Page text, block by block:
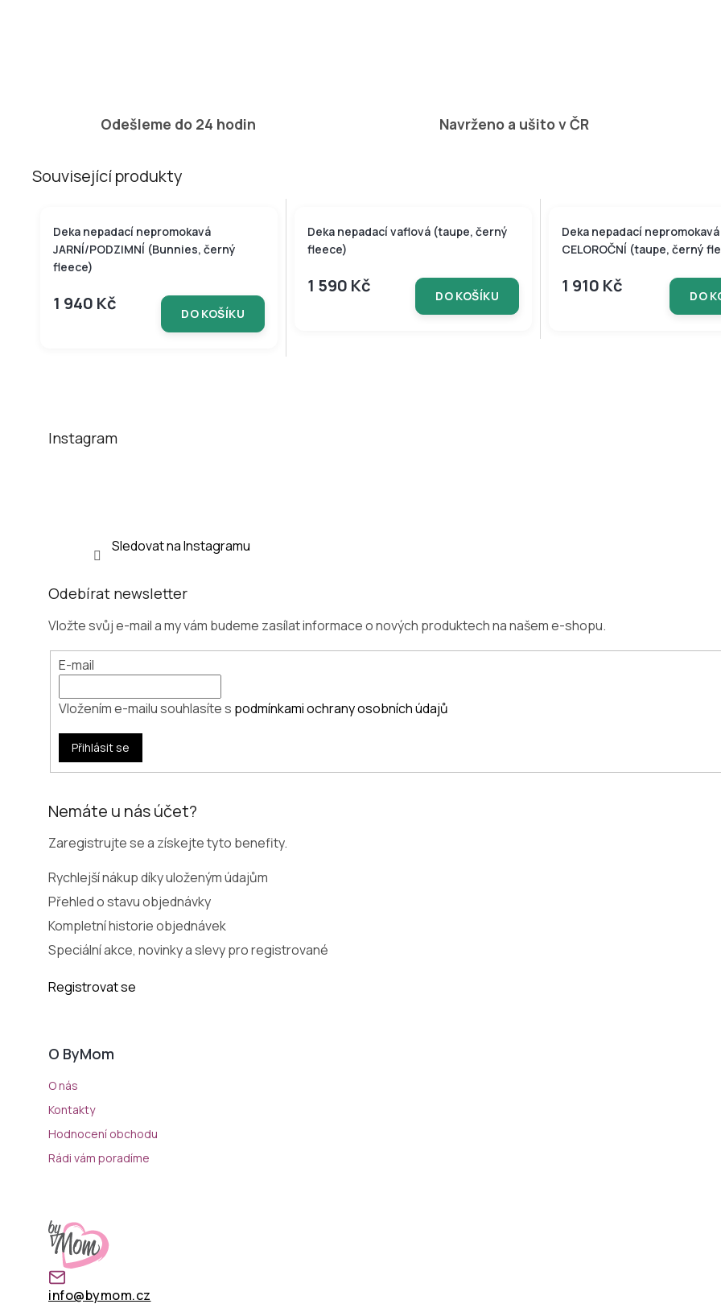
Odešleme do 24 hodin Navrženo a ušito v ČR
Související produkty
Deka nepadací nepromokavá
JARNÍ/PODZIMNÍ (Bunnies, černý
fleece)
1 940 Kč DO KOŠÍKU
Deka nepadací vaflová (taupe, černý
fleece)
1 590 Kč DO KOŠÍKU
Deka nepadací nepromokavá
CELOROČNÍ (taupe, černý
1 910 Kč DO
Instagram
Sledovat na Instagramu
Odebírat newsletter
Vložte svůj e-mail a my vám budeme zasílat informace o nových produktech na našem e-shopu.
E-mail
Vložením e-mailu souhlasíte s podmínkami ochrany osobních údajů
Přihlásit se
Nemáte u nás účet?
Zaregistrujte se a získejte tyto benefity.
Rychlejší nákup díky uloženým údajům
Přehled o stavu objednávky
Kompletní historie objednávek
Speciální akce, novinky a slevy pro registrované
Registrovat se
O ByMom
O nás
Kontakty
Hodnocení obchodu
Rádi vám poradíme
info@bymom.cz